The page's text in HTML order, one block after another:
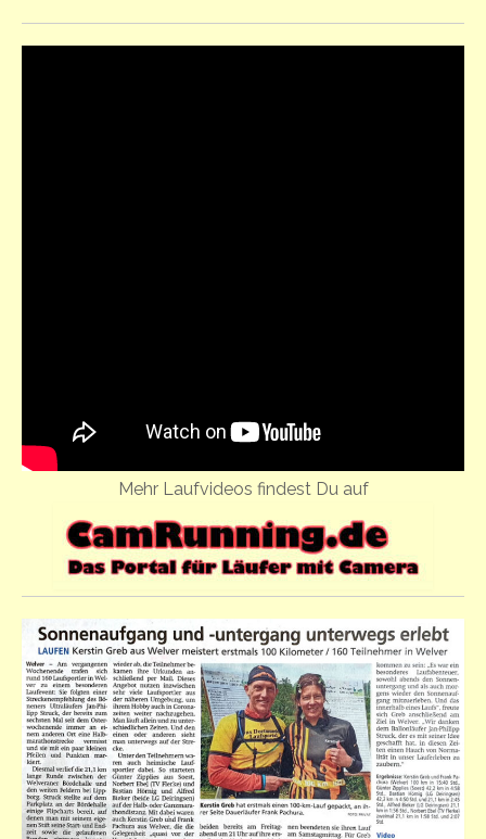
Mehr Laufvideos findest Du auf